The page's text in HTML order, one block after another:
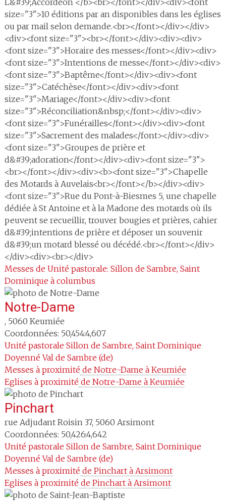
L&#39;Accordéon </b><br></font></div><div><font
size="3">10 éditions par an disponibles dans les églises
ou par mail selon demande.<br></font></div></div>
<div><font size="3"><br></font></div><div><div>
<font size="3">Horaire des messes</font></div><div>
<font size="3">Intentions de messe</font></div><div>
<font size="3">Baptême</font></div><div><font
size="3">Catéchèse</font></div><div><font
size="3">Mariage</font></div><div><font
size="3">Réconciliation&nbsp;</font></div><div>
<font size="3">Funérailles</font></div><div><font
size="3">Sacrement des malades</font></div><div>
<font size="3">Groupes de prière et
d&#39;adoration</font></div><div><font size="3">
<br></font></div><div><b><font size="3">Chapelle
des Motards à Auvelais<br></font></b></div><div>
<font size="3">Rue du Pont-à-Biesmes 5, une chapelle
dédiée à St Antoine et à la Madone des motards où ils
peuvent se recueillir, trouver bougies et prières, cahier
d&#39;intentions de prière et déposer un souvenir
d&#39;un motard blessé ou décédé.<br></font></div>
</div><div><br></div>
Messes de Unité pastorale: Sillon de Sambre, Saint
Dominique à columbus
Notre-Dame
, 5060 Keumiée
Coordonnées: 50,454:4,607
Unité pastorale Sillon de Sambre, Saint Dominique
DoyennéVal de Sambre (de)
Messes à proximité de Notre-Dame à Keumiée
Eglises à proximité de Notre-Dame à Keumiée
Pinchart
rue Adjudant Roisin 37, 5060 Arsimont
Coordonnées: 50,426:4,642
Unité pastorale Sillon de Sambre, Saint Dominique
DoyennéVal de Sambre (de)
Messes à proximité de Pinchart à Arsimont
Eglises à proximité de Pinchart à Arsimont